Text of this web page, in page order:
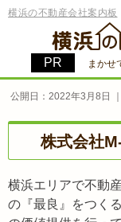
横浜の不動産会社案内板
まかせ
公開日：2022年3月8日
株式会社
横浜エリアで不動
の『最良』をつく